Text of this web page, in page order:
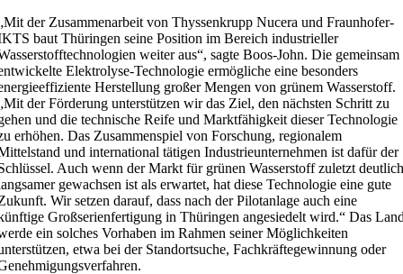
der Zusammenarbeit von Thyssenkrupp Nucera und Fraunhofer-
baut Thüringen seine Position im Bereich industrieller
weiter aus“, sagte Boos-John. Die gemeinsam
Elektrolyse-Technologie ermögliche eine besonders
Herstellung großer Mengen von grünem Wasserstoff.
der Förderung unterstützen wir das Ziel, den nächsten Schritt zu
und die technische Reife und Marktfähigkeit dieser Technologie
erhöhen. Das Zusammenspiel von Forschung, regionalem
und international tätigen Industrieunternehmen ist dafür der
Auch wenn der Markt für grünen Wasserstoff zuletzt
gewachsen ist als erwartet, hat diese Technologie eine gute
Wir setzen darauf, dass nach der Pilotanlage auch eine
Großserienfertigung in Thüringen angesiedelt wird.“ Das
ein solches Vorhaben im Rahmen seiner Möglichkeiten
etwa bei der Standortsuche, Fachkräftegewinnung oder